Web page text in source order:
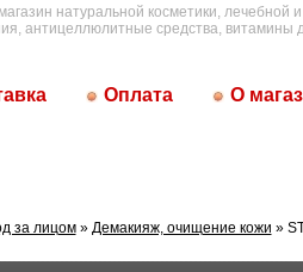
натуральной косметики,
антицеллюлитные средства, витамины
Оплата О
за лицом» Демакияж, очищение кожи »